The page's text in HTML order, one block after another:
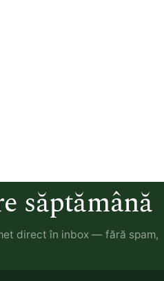
săptămână
direct în inbox — fără spam,